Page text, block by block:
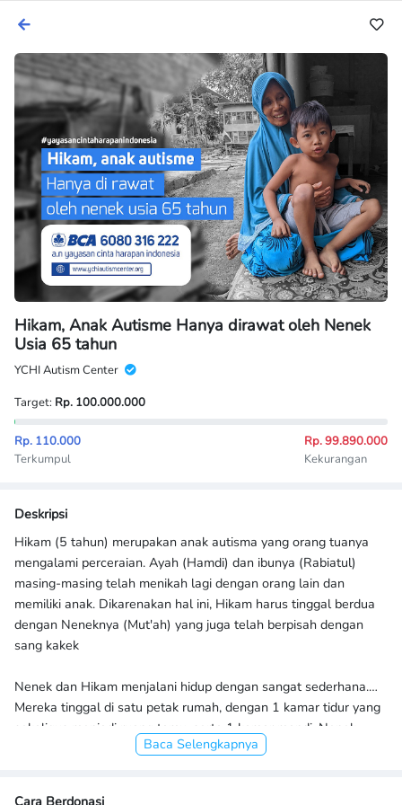
Hikam, Anak Autisme Hanya dirawat oleh Nenek
Usia 65 tahun
YCHI Autism Center
Target: Rp. 100.000.000
Rp. 110.000
Terkumpul
Rp. 99.890.000
Kekurangan
Deskripsi
Hikam (5 tahun) merupakan anak autisma yang orang tuanya
mengalami perceraian. Ayah (Hamdi) dan ibunya (Rabiatul)
masing-masing telah menikah lagi dengan orang lain dan
memiliki anak. Dikarenakan hal ini, Hikam harus tinggal berdua
dengan Neneknya (Mut'ah) yang juga telah berpisah dengan
sang kakek
Nenek dan Hikam menjalani hidup dengan sangat sederhana.
Mereka tinggal di satu petak rumah, dengan 1 kamar tidur yang
sekaligus menjadi ruang tamu, serta 1 kamar mandi. Nenek
Muti'ah yang sudah berusia ±65 tahun bekerja sebagai buruh
Baca Selengkapnya
Cara Berdonasi